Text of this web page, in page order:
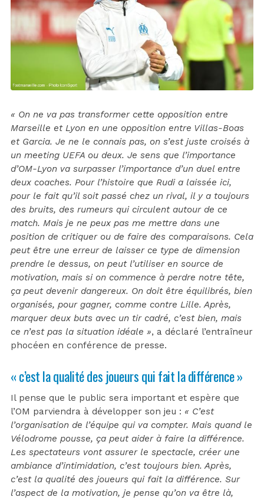
« On ne va pas transformer cette opposition entre
Marseille et Lyon en une opposition entre Villas-Boas
et Garcia. Je ne le connais pas, on s’est juste croisés à
un meeting UEFA ou deux. Je sens que l’importance
d’OM-Lyon va surpasser l’importance d’un duel entre
deux coaches. Pour l’histoire que Rudi a laissée ici,
pour le fait qu’il soit passé chez un rival, il y a toujours
des bruits, des rumeurs qui circulent autour de ce
match. Mais je ne peux pas me mettre dans une
position de critiquer ou de faire des comparaisons. Cela
peut être une erreur de laisser ce type de dimension
prendre le dessus, on peut l’utiliser en source de
motivation, mais si on commence à perdre notre tête,
ça peut devenir dangereux. On doit être équilibrés, bien
organisés, pour gagner, comme contre Lille. Après,
marquer deux buts avec un tir cadré, c’est bien, mais
ce n’est pas la situation idéale », a déclaré l’entraîneur
phocéen en conférence de presse.
« c’est la qualité des joueurs qui fait la différence »
Il pense que le public sera important et espère que
l’OM parviendra à développer son jeu : « C’est
l’organisation de l’équipe qui va compter. Mais quand le
Vélodrome pousse, ça peut aider à faire la différence.
Les spectateurs vont assurer le spectacle, créer une
ambiance d’intimidation, c’est toujours bien. Après,
c’est la qualité des joueurs qui fait la différence. Sur
l’aspect de la motivation, je pense qu’on va être là,